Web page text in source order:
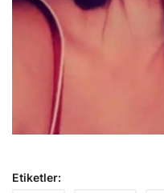
Etiketler: